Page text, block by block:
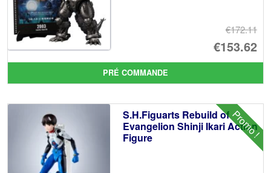
€172.11
Le
€153.62
Le
PRÉ COMMANDE
Promo !
S.H.Figuarts Rebuild of
Evangelion Shinji Ikari Action
Figure